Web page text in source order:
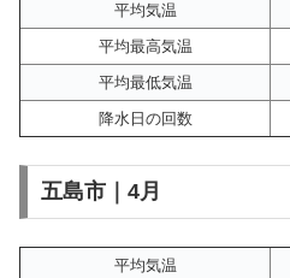
平均気温
平均最高気温
平均最低気温
降水日の回数
五島市｜4月
平均気温